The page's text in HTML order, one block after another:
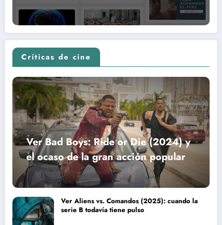
Críticas de cine
Ver Bad Boys: Ride or Die (2024) y
el ocaso de la gran acción popular
Ver Aliens vs. Comandos (2025): cuando la
serie B todavía tiene pulso